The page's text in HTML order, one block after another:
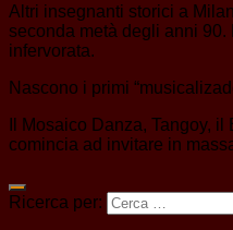
Altri insegnanti storici a
seconda metà degli anni
infervorata.
Nascono i primi
Il Mosaico Danza, Tangoy,
comincia ad invitare in
Ricerca per: